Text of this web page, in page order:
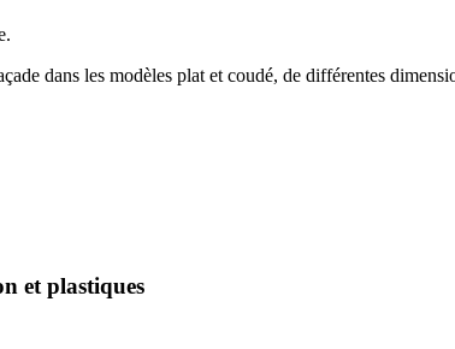
dans les modèles plat et coudé, de différentes
et plastiques